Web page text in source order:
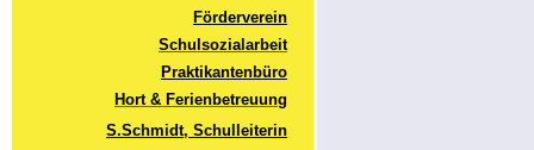
Förderverein
Schulsozialarbeit
Praktikantenbüro
Hort & Ferienbetreuung
S.Schmidt, Schulleiterin